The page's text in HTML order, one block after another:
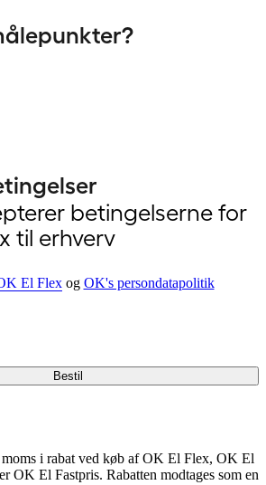
betingelserne for
til erhverv
El Flexog OK's persondatapolitik
Bestil
i rabat ved køb af OK El Flex, OK El
OK El Fastpris. Rabatten modtages som en